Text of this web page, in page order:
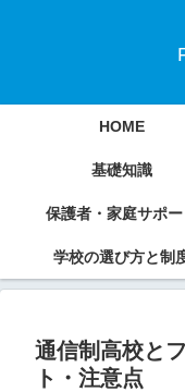
HOME
基礎知識
保護者・家庭サポー
学校の選び方と制
通信制高校と
ト・注意点